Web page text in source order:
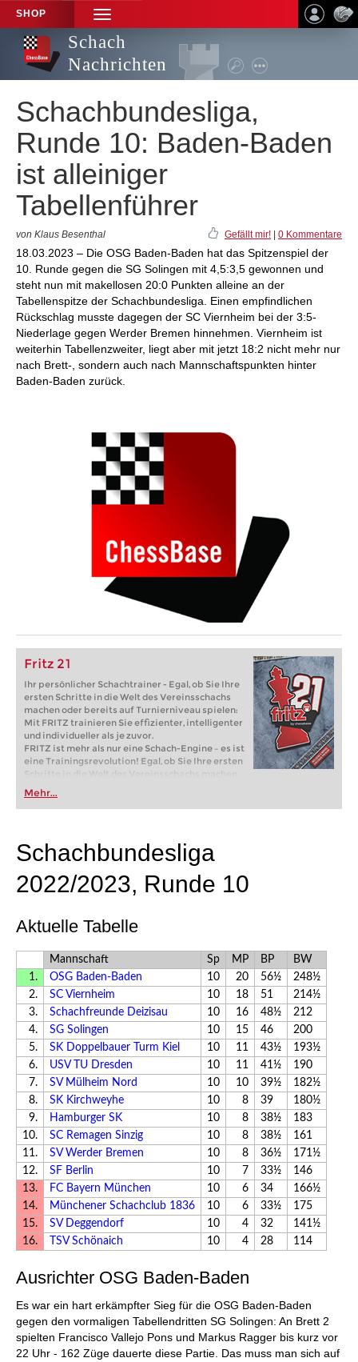
SHOP
TOGGLE
NAVIGATION
Schach
Nachrichten
Schachbundesliga,
Runde 10: Baden-Baden
ist alleiniger
Tabellenführer
von Klaus Besenthal Gefällt mir! 0 Kommentare
18.03.2023 – Die OSG Baden-Baden hat das Spitzenspiel der
10. Runde gegen die SG Solingen mit 4,5:3,5 gewonnen und
steht nun mit makellosen 20:0 Punkten alleine an der
Tabellenspitze der Schachbundesliga. Einen empfindlichen
Rückschlag musste dagegen der SC Viernheim bei der 3:5-
Niederlage gegen Werder Bremen hinnehmen. Viernheim ist
weiterhin Tabellenzweiter, liegt aber mit jetzt 18:2 nicht mehr nur
nach Brett-, sondern auch nach Mannschaftspunkten hinter
Baden-Baden zurück.
Fritz 21
Ihr persönlicher Schachtrainer - Egal, ob Sie Ihre
ersten Schritte in die Welt des Vereinsschachs
machen oder bereits auf Turnierniveau spielen:
Mit FRITZ trainieren Sie effizienter, intelligenter
und individueller als je zuvor.
FRITZ ist mehr als nur eine Schach-Engine – es ist
eine Trainingsrevolution! Egal, ob Sie Ihre ersten
Schritte in die Welt des Vereinsschachs machen
oder bereits auf Turnierniveau spielen: Mit
FRITZ trainieren Sie effizienter, intelligenter und
individueller als je zuvor.
Mehr...
Schachbundesliga
2022/2023, Runde 10
Aktuelle Tabelle
Mannschaft Sp MP BP
BW
1.
OSG Baden-Baden 10 20 56½
248½
2.
SC Viernheim 10 18 51
214½
3.
Schachfreunde Deizisau 10 16 48½
212
4.
SG Solingen 10 15 46
200
5.
SK Doppelbauer Turm Kiel 10 11 43½
193½
6.
USV TU Dresden 10 11 41½
190
7.
SV Mülheim Nord 10 10 39½
182½
8.
SK Kirchweyhe 10 8 39
180½
9.
Hamburger SK 10 8 38½
183
10.
SC Remagen Sinzig 10 8 38½
161
11.
SV Werder Bremen 10 8 36½
171½
12.
SF Berlin 10 7 33½
146
13.
FC Bayern München 10 6 34
166½
14.
Münchener Schachclub 1836 10 6 33½
175
15.
SV Deggendorf 10 4 32
141½
16.
TSV Schönaich 10 4 28 114
Ausrichter OSG Baden-Baden
Es war ein hart erkämpfter Sieg für die OSG Baden-Baden
gegen den vormaligen Tabellendritten SG Solingen: An Brett 2
spielten Francisco Vallejo Pons und Markus Ragger bis kurz vor
22 Uhr - 162 Züge dauerte diese Partie. Das muss man sich auf